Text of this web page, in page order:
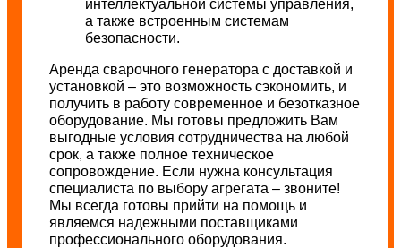
интеллектуальной системы управления,
а также встроенным системам
безопасности.
Аренда сварочного генератора с доставкой и
установкой – это возможность сэкономить, и
получить в работу современное и безотказное
оборудование. Мы готовы предложить Вам
выгодные условия сотрудничества на любой
срок, а также полное техническое
сопровождение. Если нужна консультация
специалиста по выбору агрегата – звоните!
Мы всегда готовы прийти на помощь и
являемся надежными поставщиками
профессионального оборудования.